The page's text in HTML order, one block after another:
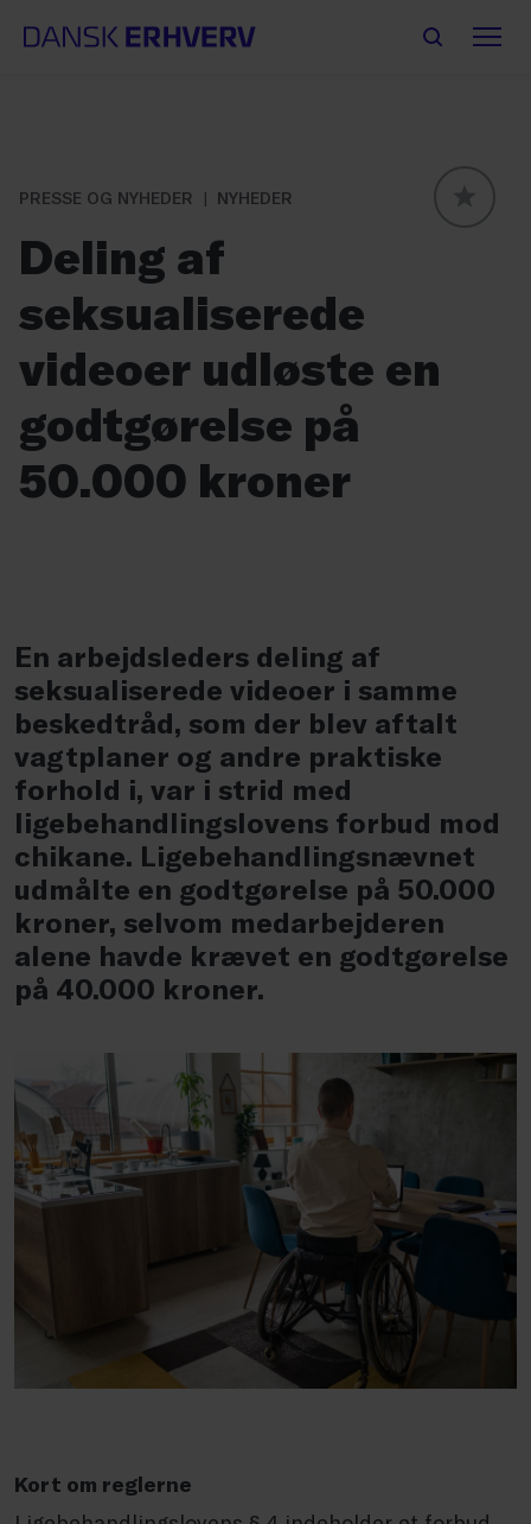
PRESSE OG NYHEDER
NYHEDER
Deling af
seksualiserede
videoer udløste en
godtgørelse på
50.000 kroner
En arbejdsleders deling af
seksualiserede videoer i samme
beskedtråd, som der blev aftalt
vagtplaner og andre praktiske
forhold i, var i strid med
ligebehandlingslovens forbud mod
chikane. Ligebehandlingsnævnet
udmålte en godtgørelse på 50.000
kroner, selvom medarbejderen
alene havde krævet en godtgørelse
på 40.000 kroner.
Kort om reglerne